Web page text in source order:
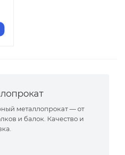
металлопрокат — от
и балок. Качество и